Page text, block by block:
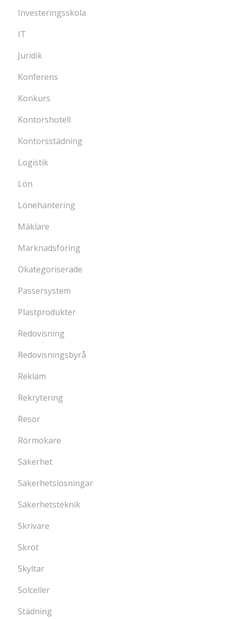
Investeringsskola
IT
Juridik
Konferens
Konkurs
Kontorshotell
Kontorsstädning
Logistik
Lön
Lönehantering
Mäklare
Marknadsföring
Okategoriserade
Passersystem
Plastprodukter
Redovisning
Redovisningsbyrå
Reklam
Rekrytering
Resor
Rörmokare
Säkerhet
Säkerhetslösningar
Säkerhetsteknik
Skrivare
Skrot
Skyltar
Solceller
Städning